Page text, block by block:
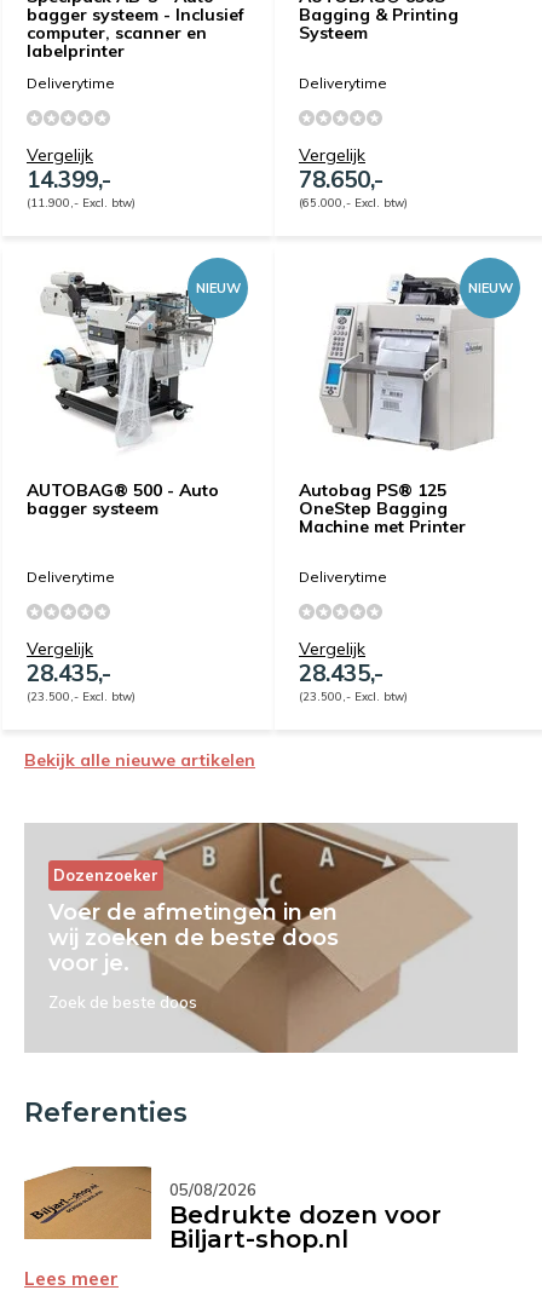
bagger systeem - Inclusief
computer, scanner en
labelprinter
Deliverytime
Vergelijk
14.399,-
(11.900,- Excl. btw)
Bagging & Printing
Systeem
Deliverytime
Vergelijk
78.650,-
(65.000,- Excl. btw)
AUTOBAG® 500 - Auto
bagger systeem
NIEUW
Deliverytime
Vergelijk
28.435,-
(23.500,- Excl. btw)
Autobag PS® 125
OneStep Bagging
Machine met Printer
NIEUW
Deliverytime
Vergelijk
28.435,-
(23.500,- Excl. btw)
Bekijk alle nieuwe artikelen
Dozenzoeker
Voer de afmetingen in en
wij zoeken de beste doos
voor je.
Zoek de beste doos
Referenties
05/08/2026
Bedrukte dozen voor
Biljart-shop.nl
Lees meer